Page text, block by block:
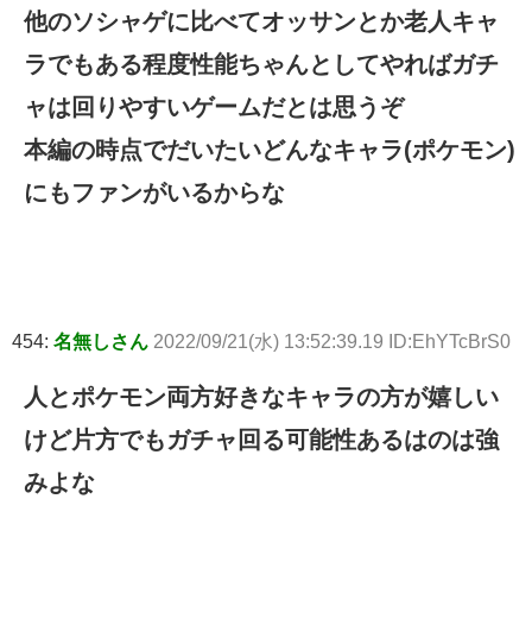
他のソシャゲに比べてオッサンとか老人キャ
ラでもある程度性能ちゃんとしてやればガチ
ャは回りやすいゲームだとは思うぞ
本編の時点でだいたいどんなキャラ(ポケモン)
にもファンがいるからな
454: 名無しさん 2022/09/21(水) 13:52:39.19 ID:EhYTcBrS0
人とポケモン両方好きなキャラの方が嬉しい
けど片方でもガチャ回る可能性あるはのは強
みよな